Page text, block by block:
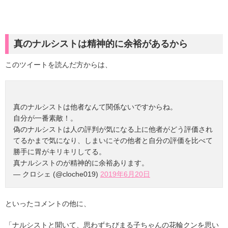
真のナルシストは精神的に余裕があるから
このツイートを読んだ方からは、
真のナルシストは他者なんて関係ないですからね。
自分が一番素敵！。
偽のナルシストは人の評判が気になる上に他者がどう評価され
てるかまで気になり、しまいにその他者と自分の評価を比べて
勝手に胃がキリキリしてる。
真ナルシストのが精神的に余裕あります。
— クロシェ (@cloche019) 2019年6月20日
といったコメントの他に、
「ナルシストと聞いて、思わずちびまる子ちゃんの花輪クンを思い